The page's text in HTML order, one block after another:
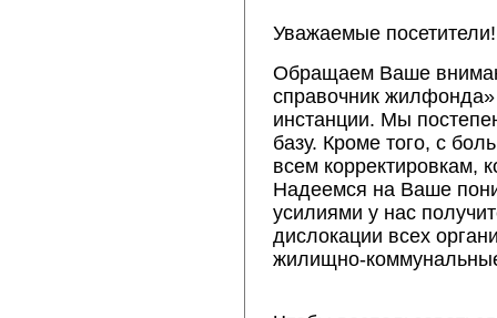
Уважаемые посетители!
Обращаем Ваше
справочник
инстанции. Мы
базу. Кроме того, с
всем корректировкам,
Надеемся на Ваше
усилиями у нас
дислокации всех
жилищно-